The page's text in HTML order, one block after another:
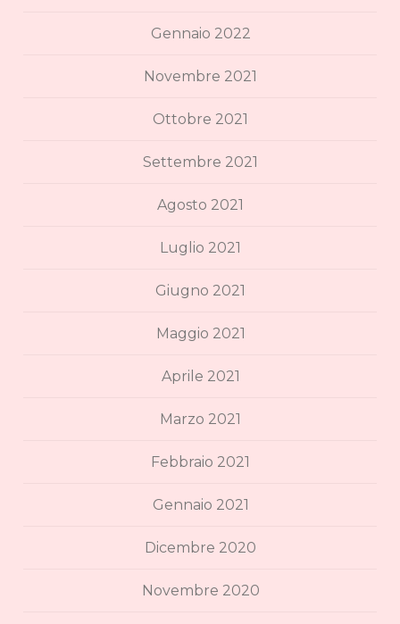
Gennaio 2022
Novembre 2021
Ottobre 2021
Settembre 2021
Agosto 2021
Luglio 2021
Giugno 2021
Maggio 2021
Aprile 2021
Marzo 2021
Febbraio 2021
Gennaio 2021
Dicembre 2020
Novembre 2020